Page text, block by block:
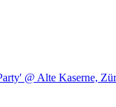
@ Alte Kaserne,